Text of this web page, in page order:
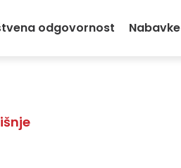
odgovornost Nabavke